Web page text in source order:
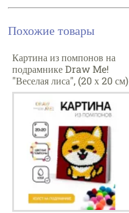
Похожие товары
Картина из помпонов на
подрамнике Draw Me!
"Веселая лиса", (20 х 20 см)